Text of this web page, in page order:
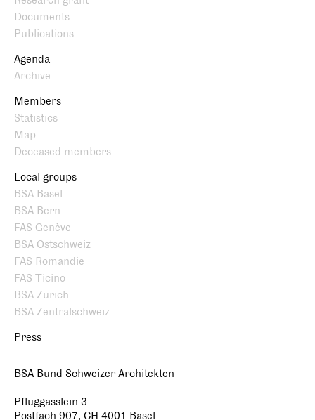
Documents
Publications
Agenda
Archive
Members
Statistics
Map
Deceased members
Local groups
BSA Basel
BSA Bern
FAS Genève
BSA Ostschweiz
FAS Romandie
FAS Ticino
BSA Zürich
BSA Zentralschweiz
Press
BSA Bund Schweizer Architekten
Pfluggässlein 3
Postfach 907, CH-4001 Basel